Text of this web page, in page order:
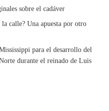
sobre el cadáver
calle? Una apuesta por otro
para el desarrollo del
durante el reinado de Luis